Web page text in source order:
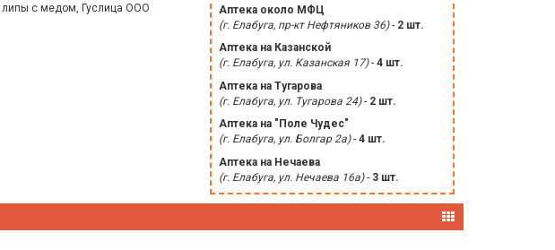
липы с медом, Гуслица ООО
Аптека около МФЦ
(г. Елабуга, пр-кт Нефтяников 36)- 2 шт.
Аптека на Казанской
(г. Елабуга, ул. Казанская 17)- 4 шт.
Аптека на Тугарова
(г. Елабуга, ул. Тугарова 24)- 2 шт.
Аптека на "Поле Чудес"
(г. Елабуга, ул. Болгар 2а)- 4 шт.
Аптека на Нечаева
(г. Елабуга, ул. Нечаева 16а)- 3 шт.